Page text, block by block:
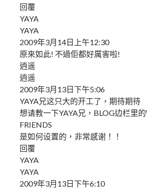
回覆
YAYA
YAYA
2009年3月14日上午12:30
原來如此! 不過佢都好厲害啦!
逍遥
逍遥
2009年3月13日下午5:06
YAYA兄这只大的开工了，期待期待
想请教一下YAYA兄，BLOG边栏里
FRIENDS
是如何设置的，非常感谢！！
回覆
YAYA
YAYA
2009年3月13日下午6:10